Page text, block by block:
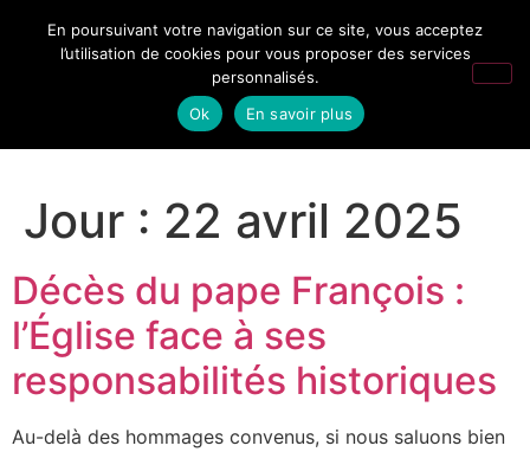
Jour : 22 avril 2025
Décès du pape François :
l’Église face à ses
responsabilités historiques
Au-delà des hommages convenus, si nous saluons bien
En poursuivant votre navigation sur ce site, vous acceptez
l’utilisation de cookies pour vous proposer des services
personnalisés.
Ok
En savoir plus